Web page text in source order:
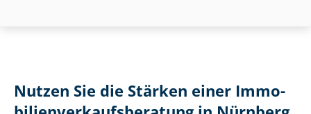
Nutzen Sie die Stärken einer Im­mo­